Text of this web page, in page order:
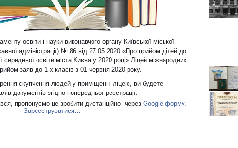
освіти і науки виконавчого органу Київської міської
адміністрації) № 86 від 27.05.2020 «Про прийом дітей до
середньої освіти міста Києва у 2020 році» Ліцей міжнародних
заяв до 1-х класів з 01 червня 2020 року.
скупчення людей у приміщенні ліцею, ви будете
документів згідно попередньої реєстрації.
пропонуємо це зробити дистанційно через Google форму.
Зареєструватися…